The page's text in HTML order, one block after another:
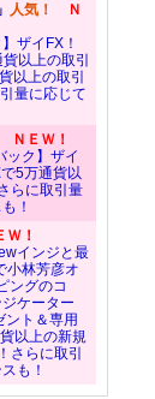
人気！
Ｎ
ザイFX！
以上の取引
以上の取引
量に応じて
ＮＥＷ！
ック】ザイ
5万通貨以
らに取引量
！
！
インジと最
小林芳彦オ
ングのコ
ケーター
ント＆専用
以上の新規
さらに取引
も！